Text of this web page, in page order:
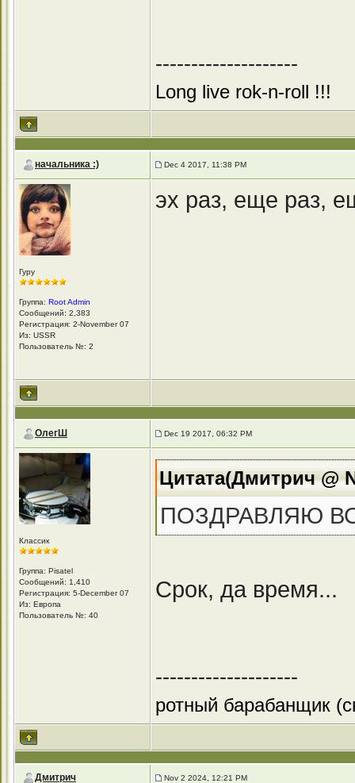
--------------------
Long live rok-n-roll !!!
начальника :) Dec 4 2017, 11:38 PM
Гуру
Группа: Root Admin
Сообщений: 2,383
Регистрация: 2-November 07
Из: USSR
Пользователь №: 2
эх раз, еще раз,
ОлегШ Dec 19 2017, 06:32 PM
Классик
Группа: Pisatel
Сообщений: 1,410
Регистрация: 5-December 07
Из: Европа
Пользователь №: 40
Цитата(Дмитрич @
ПОЗДРАВЛЯЮ
Срок, да время...
--------------------
ротный барабанщик
Дмитрич Nov 2 2024, 12:21 PM